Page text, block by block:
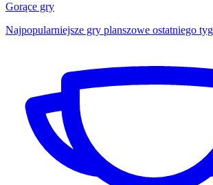
Gorące gry
Najpopularniejsze gry planszowe ostatniego